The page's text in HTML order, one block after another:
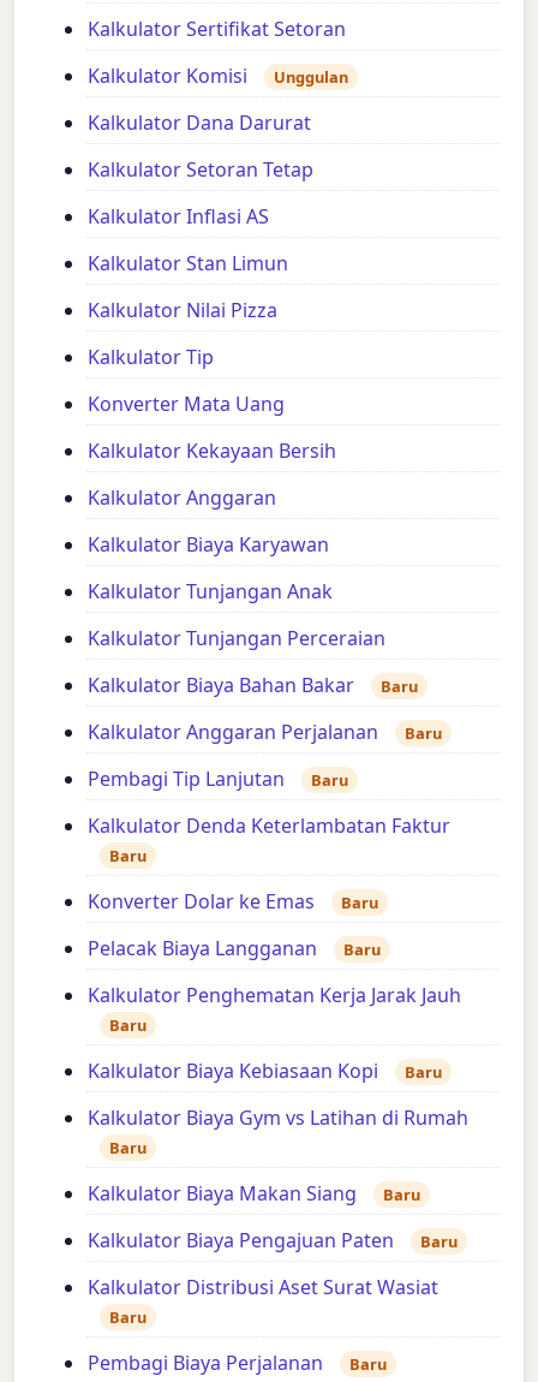
Kalkulator Sertifikat Setoran
Kalkulator Komisi
Unggulan
Kalkulator Dana Darurat
Kalkulator Setoran Tetap
Kalkulator Inflasi AS
Kalkulator Stan Limun
Kalkulator Nilai Pizza
Kalkulator Tip
Konverter Mata Uang
Kalkulator Kekayaan Bersih
Kalkulator Anggaran
Kalkulator Biaya Karyawan
Kalkulator Tunjangan Anak
Kalkulator Tunjangan Perceraian
Kalkulator Biaya Bahan Bakar
Baru
Kalkulator Anggaran Perjalanan Baru
Pembagi Tip Lanjutan Baru
Kalkulator Denda Keterlambatan Faktur
Baru
Konverter Dolar ke Emas Baru
Pelacak Biaya Langganan Baru
Kalkulator Penghematan Kerja Jarak Jauh
Baru
Kalkulator Biaya Kebiasaan Kopi Baru
Kalkulator Biaya Gym vs Latihan di Rumah
Baru
Kalkulator Biaya Makan Siang Baru
Kalkulator Biaya Pengajuan Paten Baru
Kalkulator Distribusi Aset Surat Wasiat
Baru
Pembagi Biaya Perjalanan Baru